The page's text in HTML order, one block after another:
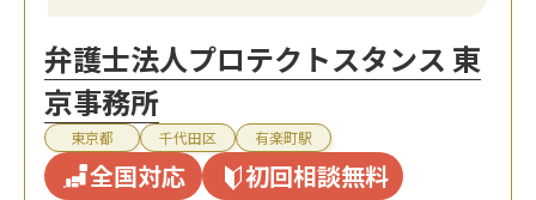
弁護士法人プロテクトスタンス 東
京事務所
東京都 千代田区 有楽町駅
全国対応 初回相談無料